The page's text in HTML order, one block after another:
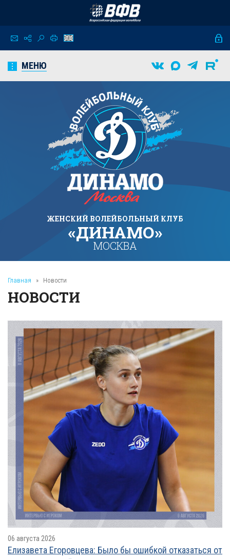
МЕНЮ
ЖЕНСКИЙ ВОЛЕЙБОЛЬНЫЙ КЛУБ
«ДИНАМО»
МОСКВА
Главная » Новости
НОВОСТИ
06 августа 2026
Елизавета Егоровцева: Было бы ошибкой отказаться от